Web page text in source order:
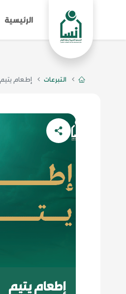
الرئيسية
التبرعات إطعام يتيم
إطعام يتيم